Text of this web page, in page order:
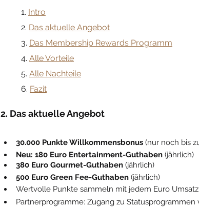
	1.
Intro
	2.
Das aktuelle Angebot
3. Das Membership Rewards Programm
	4.
Alle Vorteile
	5.
Alle Nachteile
	6.
Fazit
2. Das aktuelle Angebot
30.000 Punkte Willkommensbonus (nur noch bis
Neu: 180 Euro Entertainment-Guthaben (jährlich)
380 Euro Gourmet-Guthaben (jährlich)
500 Euro Green Fee-Guthaben (jährlich)
Wertvolle Punkte sammeln mit jedem Euro Umsatz
Partnerprogramme: Zugang zu